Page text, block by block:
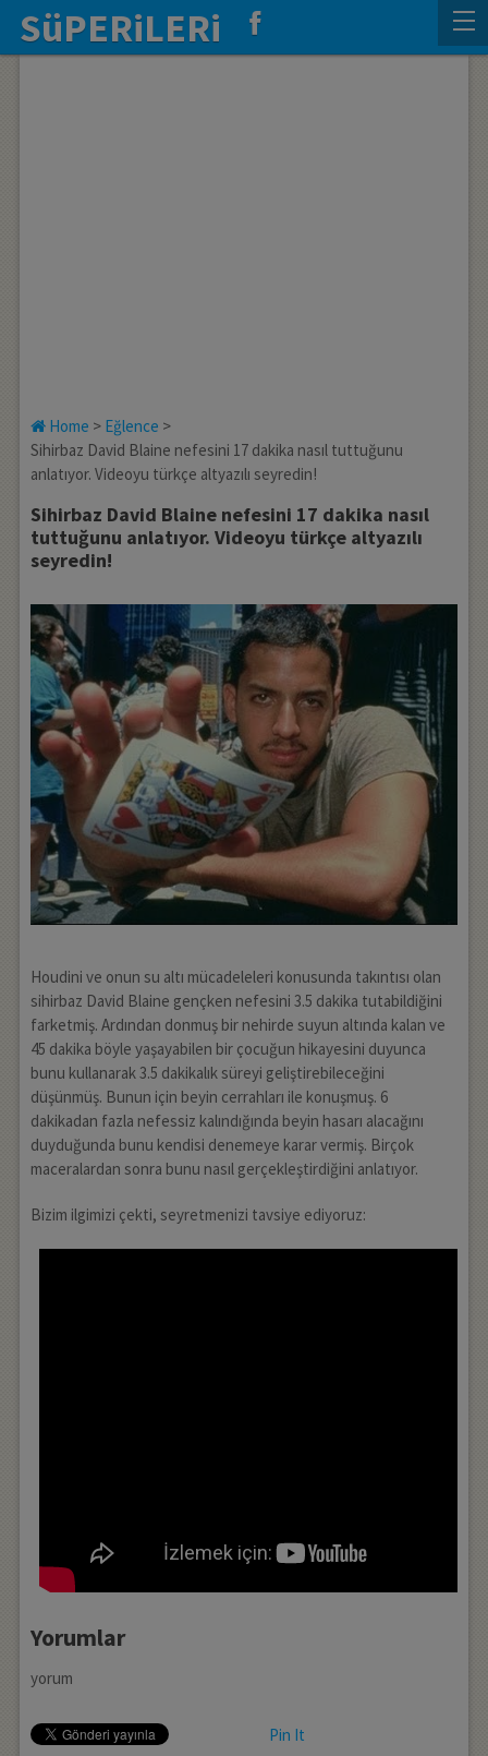
SüPERiLERi
Home > Eğlence >
Sihirbaz David Blaine nefesini 17 dakika nasıl tuttuğunu
anlatıyor. Videoyu türkçe altyazılı seyredin!
Sihirbaz David Blaine nefesini 17 dakika nasıl
tuttuğunu anlatıyor. Videoyu türkçe altyazılı
seyredin!
Houdini ve onun su altı mücadeleleri konusunda takıntısı olan
sihirbaz David Blaine gençken nefesini 3.5 dakika tutabildiğini
farketmiş. Ardından donmuş bir nehirde suyun altında kalan ve
45 dakika böyle yaşayabilen bir çocuğun hikayesini duyunca
bunu kullanarak 3.5 dakikalık süreyi geliştirebileceğini
düşünmüş. Bunun için beyin cerrahları ile konuşmuş. 6
dakikadan fazla nefessiz kalındığında beyin hasarı alacağını
duyduğunda bunu kendisi denemeye karar vermiş. Birçok
maceralardan sonra bunu nasıl gerçekleştirdiğini anlatıyor.
Bizim ilgimizi çekti, seyretmenizi tavsiye ediyoruz:
Yorumlar
yorum
Pin It